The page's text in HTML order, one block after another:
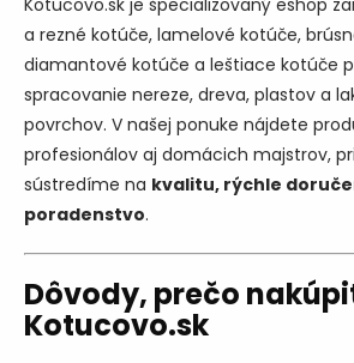
a rezné kotúče, lamelové kotúče,
diamantové kotúče a leštiace kotúče
spracovanie nereze, dreva, plastov a
povrchov. V našej ponuke nájdete
profesionálov aj domácich majstrov,
sústredíme na kvalitu, rýchle
poradenstvo.
Dôvody, prečo
Kotucovo.sk